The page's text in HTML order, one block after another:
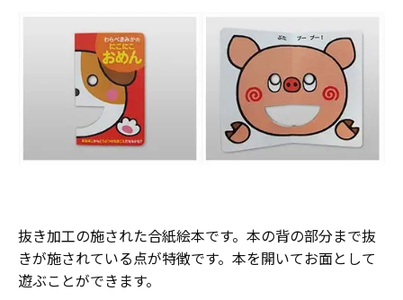
抜き加工の施された合紙絵本です。本の背の部分まで抜
きが施されている点が特徴です。本を開いてお面として
遊ぶことができます。